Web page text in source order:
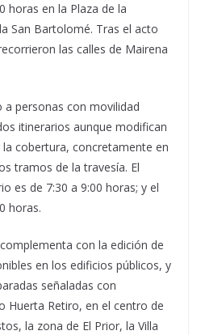
horas en la Plaza de la
San Bartolomé. Tras el acto
las calles de Mairena
a personas con movilidad
itinerarios aunque modifican
cobertura, concretamente en
tramos de la travesía. El
es de 7:30 a 9:00 horas; y el
horas.
con la edición de
en los edificios públicos, y
señaladas con
Huerta Retiro, en el centro de
la zona de El Prior, la Villa